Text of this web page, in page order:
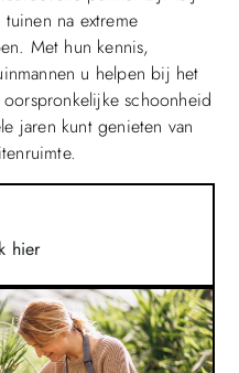
na extreme
Met hun kennis,
u helpen bij het
schoonheid
jaren kunt genieten van
hier